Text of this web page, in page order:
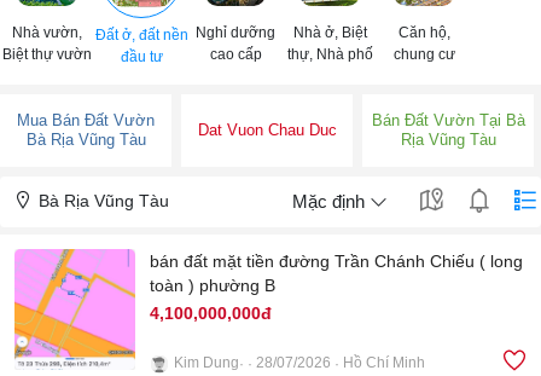
Nhà vườn,
Biệt thự vườn
Đất ở, đất nền
đầu tư
Nghỉ dưỡng
cao cấp
Nhà ở, Biệt
thự, Nhà phố
Căn hộ,
chung cư
Mua Bán Đất Vườn
Bà Rịa Vũng Tàu
Dat Vuon Chau Duc
Bán Đất Vườn Tại Bà
Rịa Vũng Tàu
Bà Rịa Vũng Tàu Mặc định
bán đất mặt tiền đường Trần Chánh Chiếu ( long
toàn ) phường B
4,100,000,000đ
Kim Dung 28/07/2026 Hồ Chí Minh